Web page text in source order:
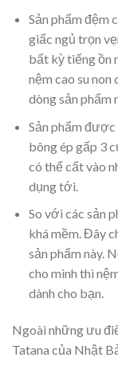
Sản phẩm đệm
giấc ngủ trọn
bất kỳ tiếng ồn
nệm cao su
dòng sản phẩm
Sản phẩm
bông ép gấp 3
có thể cất vào
dụng tới.
So với các sản
khá mềm. Đây
sản phẩm này.
cho mình thì
dành cho bạn.
Ngoài những ưu
Tatana của Nhật